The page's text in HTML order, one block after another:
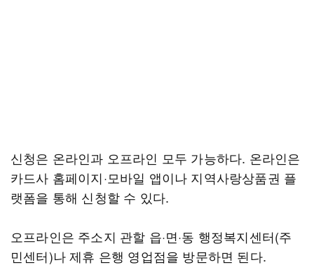
신청은 온라인과 오프라인 모두 가능하다. 온라인은
카드사 홈페이지·모바일 앱이나 지역사랑상품권 플
랫폼을 통해 신청할 수 있다.
오프라인은 주소지 관할 읍·면·동 행정복지센터(주
민센터)나 제휴 은행 영업점을 방문하면 된다.